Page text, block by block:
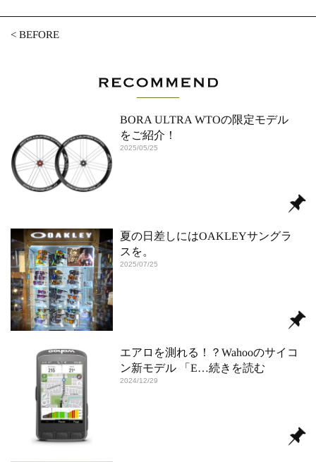
<BEFORE
BORA ULTRA WTOの限定モデル
をご紹介！
2025/05/25
夏の日差しにはOAKLEYサングラ
スを。
2025/07/25
エアロを測れる！？Wahooのサイコ
ン新モデル 「E…続きを読む
2024/12/29